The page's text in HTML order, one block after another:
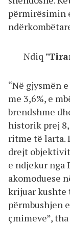
përmirësimin
Ndiq
“Në gjysmën
me 3,6%, e
brendshme
historik prej
ritme të larta.
drejt
e ndjekur nga
akomoduese
krijuar kushte
përmbushjen
çmimeve”,